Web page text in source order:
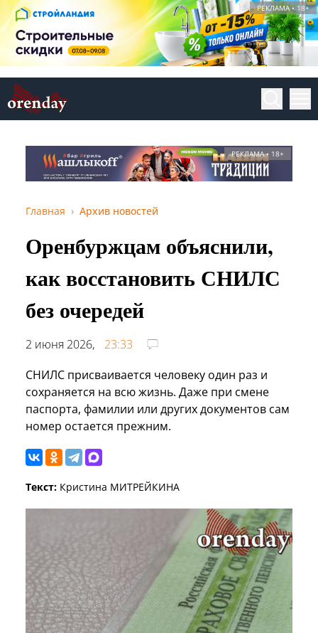
РЕКЛАМА • 18+
РЕКЛАМА • 18+
Главная Архив новостей
Оренбуржцам объяснили,
как восстановить СНИЛС
без очередей
2 июня 2026,
23:33
СНИЛС присваивается человеку один раз и
сохраняется на всю жизнь. Даже при смене
паспорта, фамилии или других документов сам
номер остается прежним.
Текст: Кристина МИТРЕЙКИНА